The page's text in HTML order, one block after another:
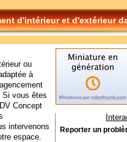
d'intérieur et d'extérieur
ou
à
Si vous êtes
Concept
intervenons
espace.
Reporter un